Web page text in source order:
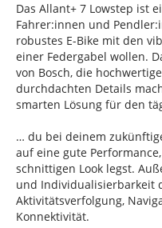
Das Allant+ 7 Lowstep ist
Fahrer:innen und
robustes E-Bike mit den
einer Federgabel wollen.
von Bosch, die
durchdachten Details
smarten Lösung für den
… du bei deinem
auf eine gute
schnittigen Look legst.
und Individualisierbarkeit
Aktivitätsverfolgung,
Konnektivität.